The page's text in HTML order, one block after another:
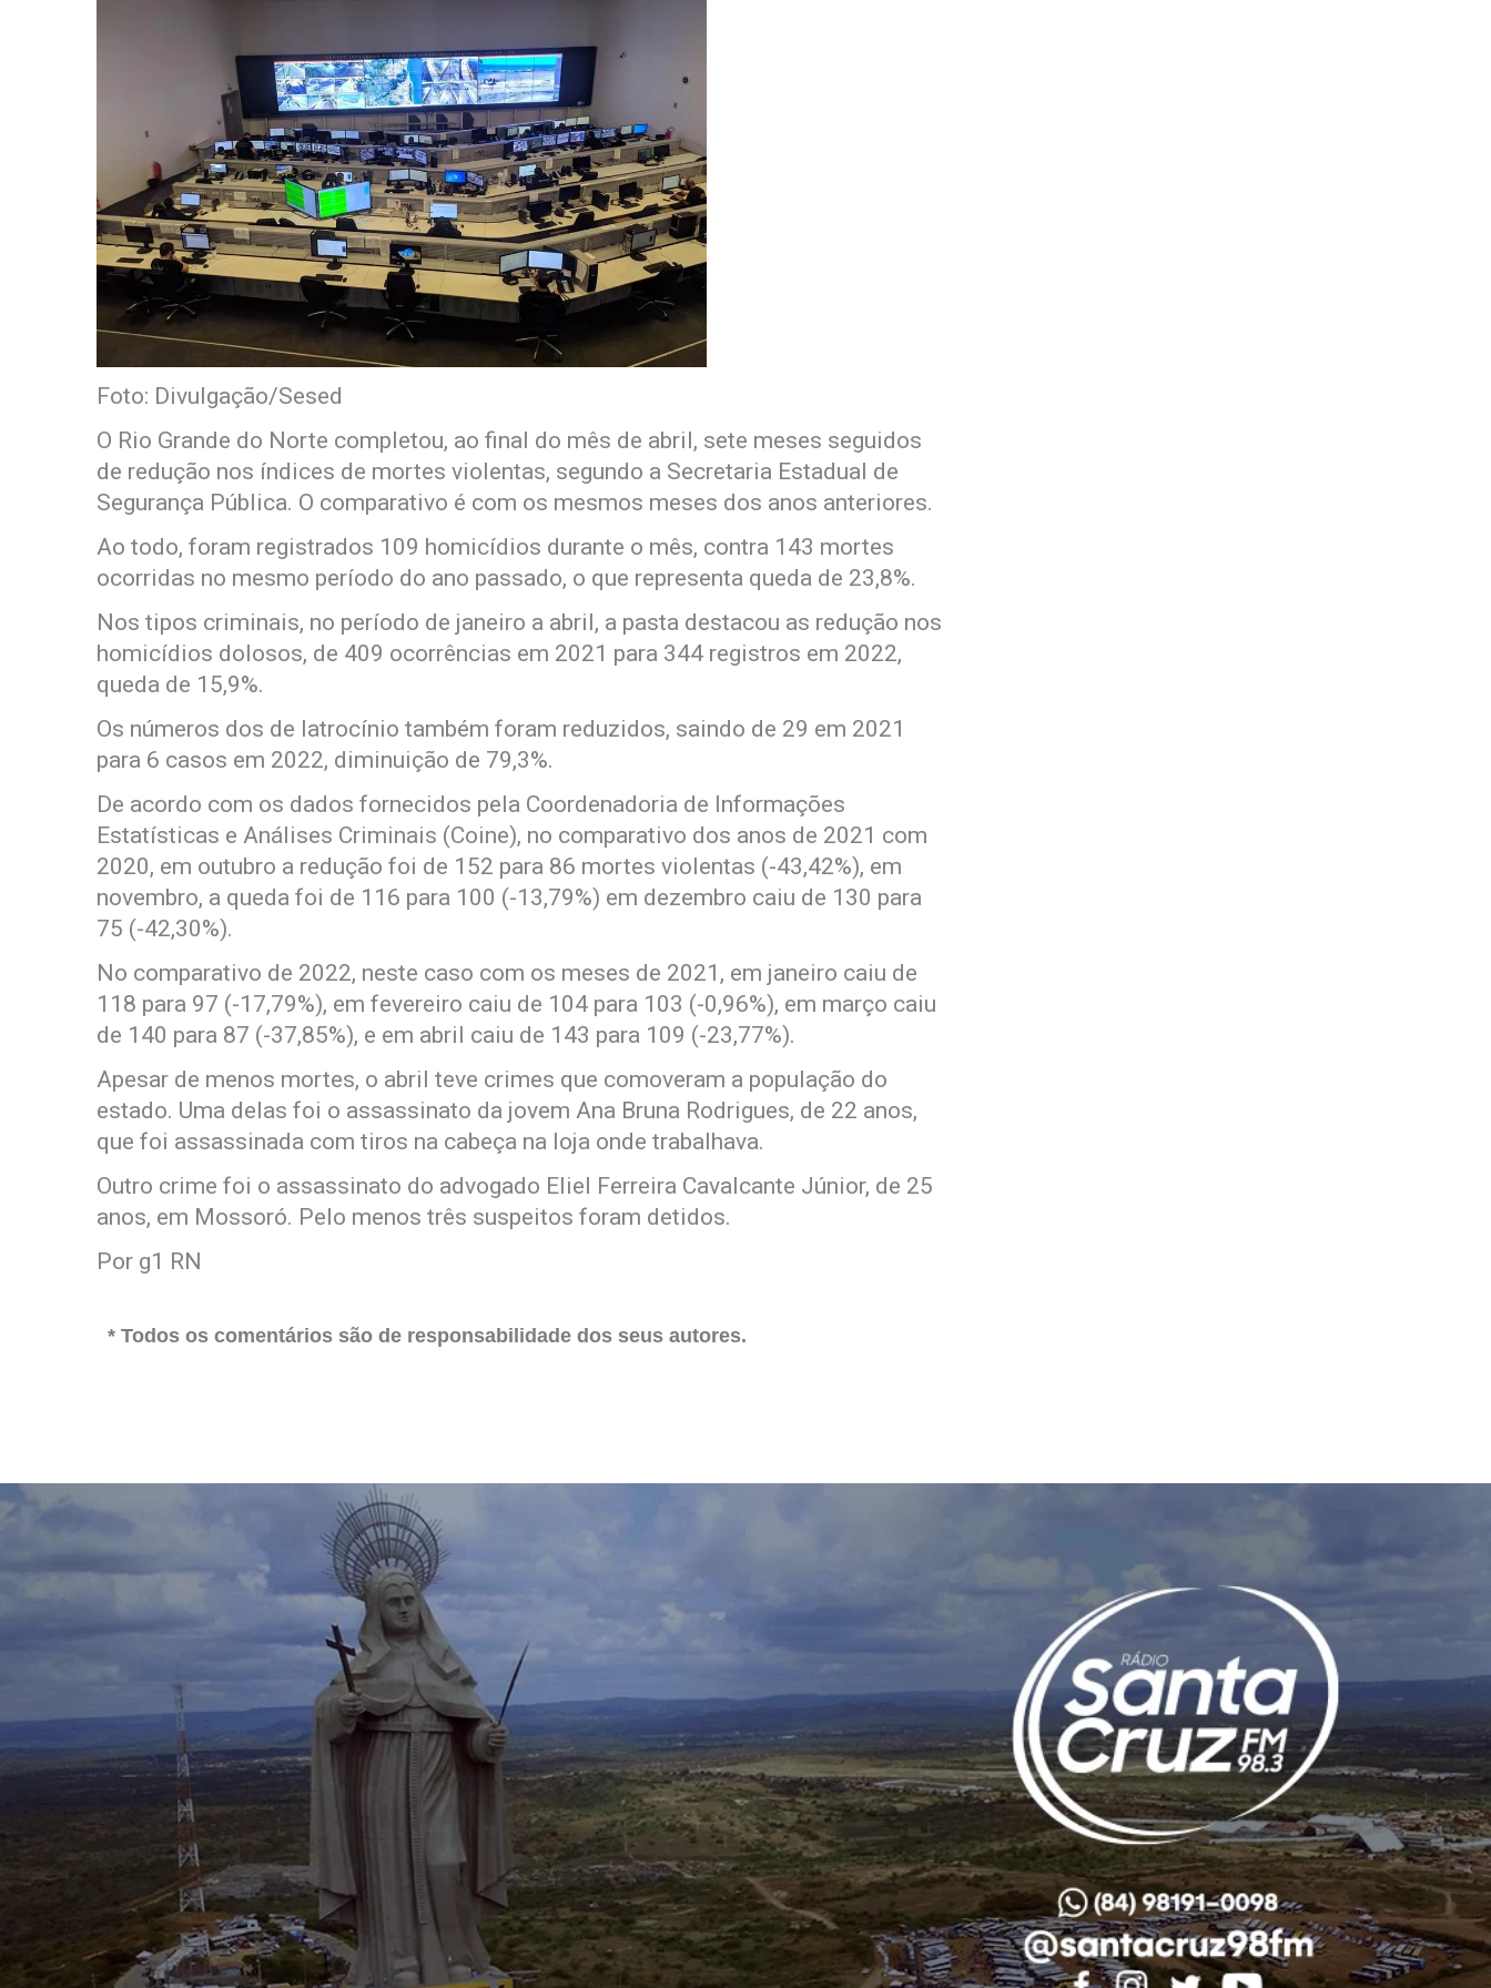
Foto: Divulgação/Sesed
O Rio Grande do Norte completou, ao final do mês de abril, sete meses seguidos
de redução nos índices de mortes violentas, segundo a Secretaria Estadual de
Segurança Pública. O comparativo é com os mesmos meses dos anos anteriores.
Ao todo, foram registrados 109 homicídios durante o mês, contra 143 mortes
ocorridas no mesmo período do ano passado, o que representa queda de 23,8%.
Nos tipos criminais, no período de janeiro a abril, a pasta destacou as redução nos
homicídios dolosos, de 409 ocorrências em 2021 para 344 registros em 2022,
queda de 15,9%.
Os números dos de latrocínio também foram reduzidos, saindo de 29 em 2021
para 6 casos em 2022, diminuição de 79,3%.
De acordo com os dados fornecidos pela Coordenadoria de Informações
Estatísticas e Análises Criminais (Coine), no comparativo dos anos de 2021 com
2020, em outubro a redução foi de 152 para 86 mortes violentas (-43,42%), em
novembro, a queda foi de 116 para 100 (-13,79%) em dezembro caiu de 130 para
75 (-42,30%).
No comparativo de 2022, neste caso com os meses de 2021, em janeiro caiu de
118 para 97 (-17,79%), em fevereiro caiu de 104 para 103 (-0,96%), em março caiu
de 140 para 87 (-37,85%), e em abril caiu de 143 para 109 (-23,77%).
Apesar de menos mortes, o abril teve crimes que comoveram a população do
estado. Uma delas foi o assassinato da jovem Ana Bruna Rodrigues, de 22 anos,
que foi assassinada com tiros na cabeça na loja onde trabalhava.
Outro crime foi o assassinato do advogado Eliel Ferreira Cavalcante Júnior, de 25
anos, em Mossoró. Pelo menos três suspeitos foram detidos.
Por g1 RN
* Todos os comentários são de responsabilidade dos seus autores.